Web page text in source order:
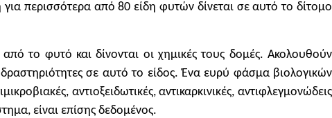
περισσότερα από 80 είδη φυτών δίνεται σε αυτό το δίτομο
το φυτό και δίνονται οι χημικές τους δομές. Ακολουθούν
σε αυτό το είδος. Ένα ευρύ φάσμα βιολογικών
αντιοξειδωτικές, αντικαρκινικές, αντιφλεγμονώδεις
είναι επίσης δεδομένος.